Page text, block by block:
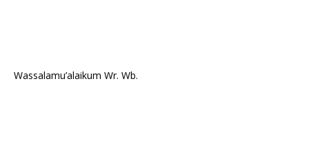
Wassalamu’alaikum Wr. Wb.